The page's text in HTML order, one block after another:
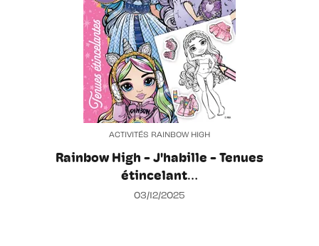
ACTIVITÉS RAINBOW HIGH
Rainbow High - J'habille - Tenues
étincelant…
03/12/2025